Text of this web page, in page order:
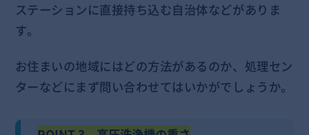
ステーションに直接持ち込む自治体などがありま
す。
お住まいの地域にはどの方法があるのか、処理セン
ターなどにまず問い合わせてはいかがでしょうか。